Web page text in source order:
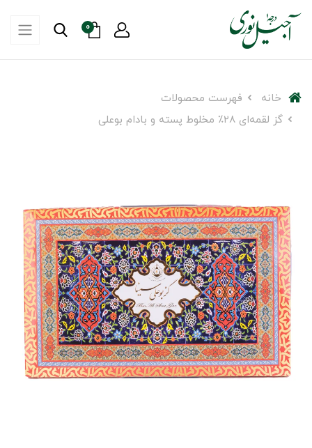
0
خانه
فهرست محصولات
گز لقمه‌ای ۲۸٪ مخلوط پسته و بادام بوعلی